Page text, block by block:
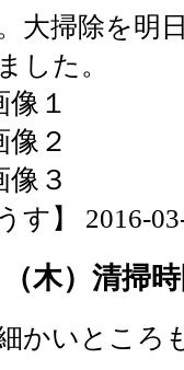
大掃除を明
した。
す】 2016-
木）清掃
かいところ